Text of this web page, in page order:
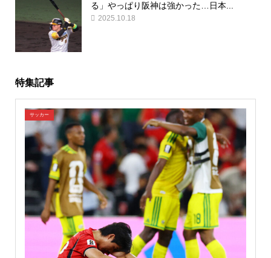
る」やっぱり阪神は強かった…日本...
2025.10.18
特集記事
サッカー